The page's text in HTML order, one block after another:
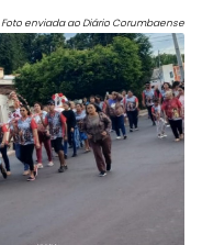
Foto enviada ao Diário Corumbaense